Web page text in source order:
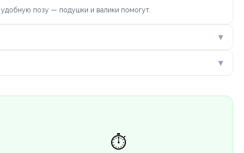
позу — подушки и валики помогут.
▾
▾
⏱️